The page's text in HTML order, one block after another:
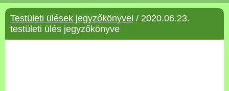
Uraiújfalu
Testületi ülések jegyzőkönyvei / 2020.06.23.
testületi ülés jegyzőkönyve